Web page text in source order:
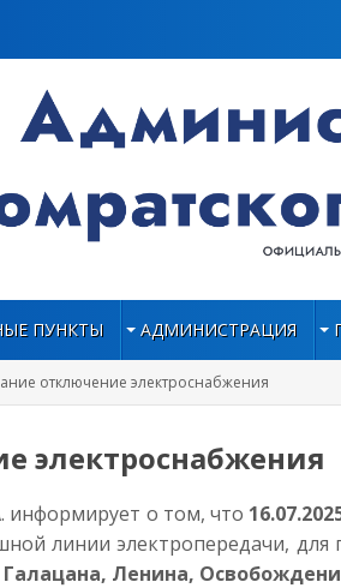
ПУНКТЫ АДМИНИСТРАЦИЯ
отключение электроснабжения
электроснабжения
информирует о том, что
линии электропередачи, для
Галацана, Ленина,